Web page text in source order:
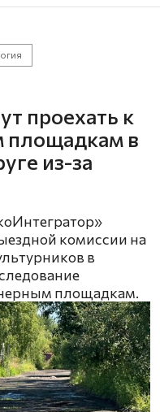
проехать к
площадкам в
из-за
комиссии на
в
площадкам.